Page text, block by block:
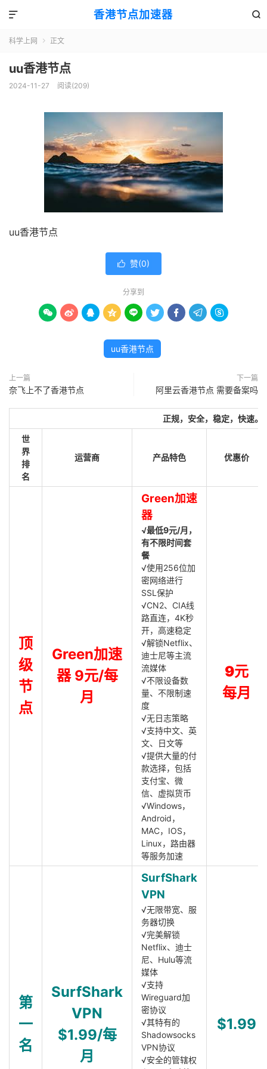
香港节点加速器 

科学上网  正文
uu香港节点
2024-11-27 阅读(209)
uu香港节点
 赞(0)
分享到
        
uu香港节点
上一篇
奈飞上不了香港节点
下一篇
阿里云香港节点 需要备案吗
正规，安全，稳定，快速。
世
界
排
名
运营商 产品特色 优惠价
顶
级
节
点
Green加速
器 9元/每
月
Green加速
器
√最低9元/月，
有不限时间套
餐
√使用256位加
密网络进行
SSL保护
√CN2、CIA线
路直连，4K秒
开，高速稳定
√解锁Netflix、
迪士尼等主流
流媒体
√不限设备数
量、不限制速
度
√无日志策略
√支持中文、英
文、日文等
√提供大量的付
款选择，包括
支付宝、微
信、虚拟货币
√Windows，
Android，
MAC，IOS，
Linux，路由器
等服务加速
9元
每月
第
一
名
SurfShark
VPN
$1.99/每
月
SurfShark
VPN
√无限带宽、服
务器切换
√完美解锁
Netflix、迪士
尼、Hulu等流
媒体
√支持
Wireguard加
密协议
√其特有的
Shadowsocks
VPN协议
√安全的管辖权
$1.99